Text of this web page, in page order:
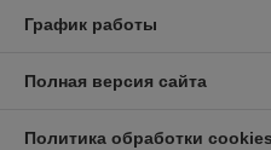
График работы
Полная версия сайта
Политика обработки cookies